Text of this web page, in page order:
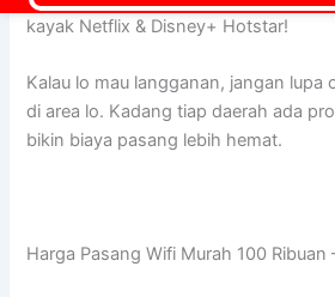
kayak Netflix & Disney+ Hotstar!
Kalau lo mau langganan, jangan lupa
di area lo. Kadang tiap daerah ada
bikin biaya pasang lebih hemat.
Harga Pasang Wifi Murah 100 Ribuan